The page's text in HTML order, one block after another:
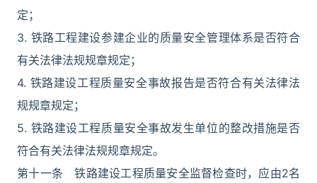
定；
3. 铁路工程建设参建企业的质量安全管理体系是否符合
有关法律法规规章规定；
4. 铁路建设工程质量安全事故报告是否符合有关法律法
规规章规定；
5. 铁路建设工程质量安全事故发生单位的整改措施是否
符合有关法律法规规章规定。
第十一条 铁路建设工程质量安全监督检查时，应由2名